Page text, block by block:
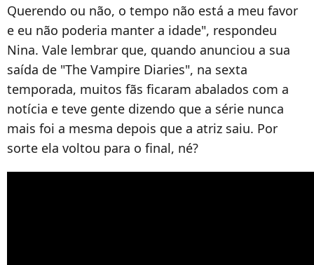
Querendo ou não, o tempo não está a meu favor
e eu não poderia manter a idade", respondeu
Nina. Vale lembrar que, quando anunciou a sua
saída de "The Vampire Diaries", na sexta
temporada, muitos fãs ficaram abalados com a
notícia e teve gente dizendo que a série nunca
mais foi a mesma depois que a atriz saiu. Por
sorte ela voltou para o final, né?